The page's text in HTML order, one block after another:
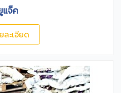
แจ็ค
ละเอียด